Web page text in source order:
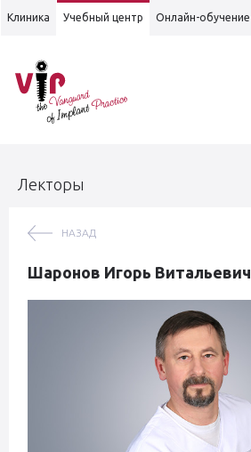
Клиника Учебный центр Онлайн-обучение
Лекторы
НАЗАД
Шаронов Игорь Витальевич